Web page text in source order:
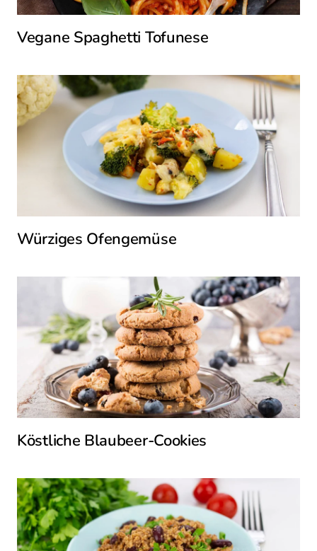
Vegane Spaghetti Tofunese
Würziges Ofengemüse
Köstliche Blaubeer-Cookies